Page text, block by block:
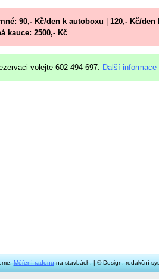
90,- Kč/den k autoboxu 120,- Kč/den
kauce: 2500,- Kč
volejte 602 494 697. Další informace
Měření radonuna stavbách. | © Design, redakční